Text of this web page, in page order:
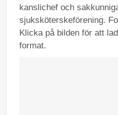
kanslichef och
sjuksköterskeförening.
Klicka på bilden för att
format.